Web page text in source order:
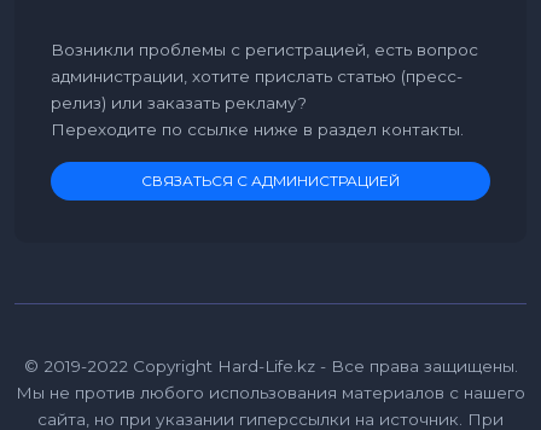
Возникли проблемы с регистрацией, есть вопрос
администрации, хотите прислать статью (пресс-
релиз) или заказать рекламу?
Переходите по ссылке ниже в раздел контакты.
СВЯЗАТЬСЯ С АДМИНИСТРАЦИЕЙ
© 2019-2022 Copyright Hard-Life.kz - Все права защищены.
Мы не против любого использования материалов с нашего
сайта, но при указании гиперссылки на источник. При